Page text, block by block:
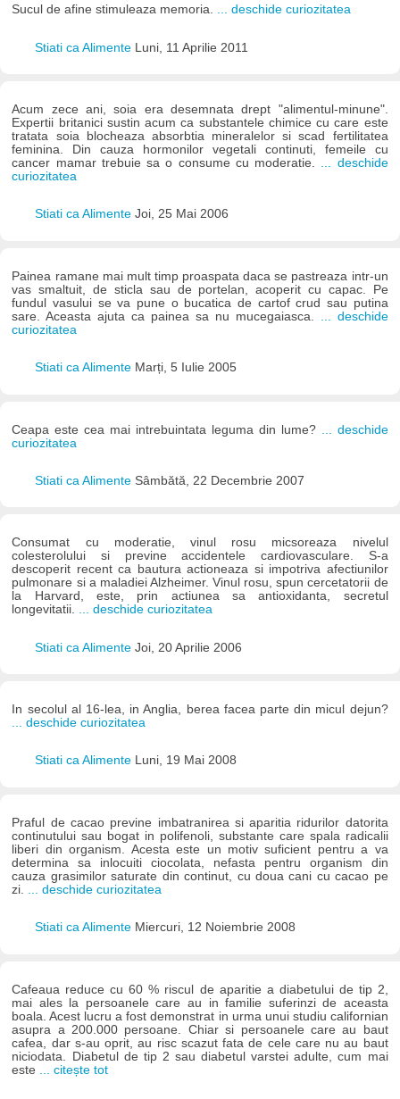
Sucul de afine stimuleaza memoria. ... deschide curiozitatea
Stiati ca Alimente Luni, 11 Aprilie 2011
Acum zece ani, soia era desemnata drept "alimentul-minune".
Expertii britanici sustin acum ca substantele chimice cu care este
tratata soia blocheaza absorbtia mineralelor si scad fertilitatea
feminina. Din cauza hormonilor vegetali continuti, femeile cu
cancer mamar trebuie sa o consume cu moderatie. ... deschide
curiozitatea
Stiati ca Alimente Joi, 25 Mai 2006
Painea ramane mai mult timp proaspata daca se pastreaza intr-un
vas smaltuit, de sticla sau de portelan, acoperit cu capac. Pe
fundul vasului se va pune o bucatica de cartof crud sau putina
sare. Aceasta ajuta ca painea sa nu mucegaiasca.
... deschide
curiozitatea
Stiati ca Alimente Marți, 5 Iulie 2005
Ceapa este cea mai intrebuintata leguma din lume?
... deschide
curiozitatea
Stiati ca Alimente Sâmbătă, 22 Decembrie 2007
Consumat cu moderatie, vinul rosu micsoreaza nivelul
colesterolului si previne accidentele cardiovasculare. S-a
descoperit recent ca bautura actioneaza si impotriva afectiunilor
pulmonare si a maladiei Alzheimer. Vinul rosu, spun cercetatorii de
la Harvard, este, prin actiunea sa antioxidanta, secretul
longevitatii. ... deschide curiozitatea
Stiati ca Alimente Joi, 20 Aprilie 2006
In secolul al 16-lea, in Anglia, berea facea parte din micul dejun?
... deschide curiozitatea
Stiati ca Alimente Luni, 19 Mai 2008
Praful de cacao previne imbatranirea si aparitia ridurilor datorita
continutului sau bogat in polifenoli, substante care spala radicalii
liberi din organism. Acesta este un motiv suficient pentru a va
determina sa inlocuiti ciocolata, nefasta pentru organism din
cauza grasimilor saturate din continut, cu doua cani cu cacao pe
zi.
... deschide curiozitatea
Stiati ca Alimente Miercuri, 12 Noiembrie 2008
Cafeaua reduce cu 60 % riscul de aparitie a diabetului de tip 2,
mai ales la persoanele care au in familie suferinzi de aceasta
boala. Acest lucru a fost demonstrat in urma unui studiu californian
asupra a 200.000 persoane. Chiar si persoanele care au baut
cafea, dar s-au oprit, au risc scazut fata de cele care nu au baut
niciodata. Diabetul de tip 2 sau diabetul varstei adulte, cum mai
este
... citește tot